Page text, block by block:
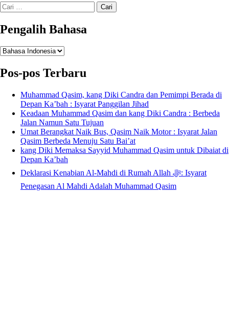
Cari
untuk:
Pengalih Bahasa
Pengalih
Pos-pos Terbaru
Muhammad Qasim, kang Diki Candra dan Pemimpi Berada di
Depan Ka’bah : Isyarat Panggilan Jihad
Keadaan Muhammad Qasim dan kang Diki Candra : Berbeda
Jalan Namun Satu Tujuan
Umat Berangkat Naik Bus, Qasim Naik Motor : Isyarat Jalan
Qasim Berbeda Menuju Satu Bai’at
kang Diki Memaksa Sayyid Muhammad Qasim untuk Dibaiat di
Depan Ka’bah
Deklarasi Kenabian Al-Mahdi di Rumah Allah ﷻ: Isyarat
Penegasan Al Mahdi Adalah Muhammad Qasim